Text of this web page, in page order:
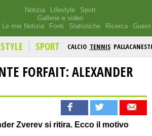
Notizia Lifestyle
Sport
Gallerie e video
Le mie Notizia Fonti Statistiche Ricerca
SPORT CALCIO TENNIS
FORFAIT: ALEXANDER
Zverev si ritira. Ecco il motivo